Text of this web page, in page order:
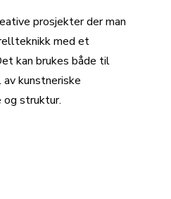
prosjekter der man
med et
kan brukes både til
kunstneriske
og struktur.